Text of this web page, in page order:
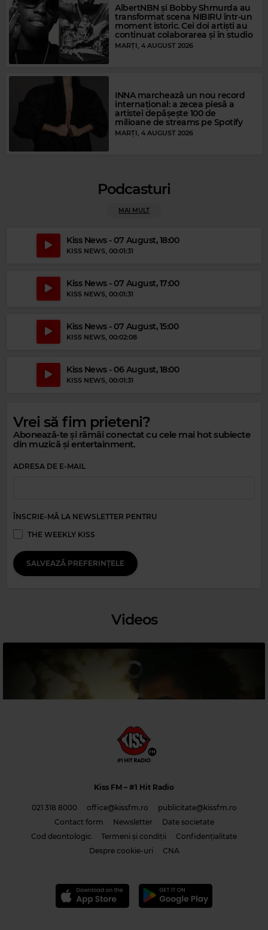
Magic Gold
FRANK SINATRA –STRANGERS IN THE NIGHT
MAGIC PARTY MIX
Magic Relax
AFRO HOUSE MIX – THE FLOOR REMEMBERS
AlbertNBN și Bobby Shmurda au
transformat scena NIBIRU într-un
moment istoric. Cei doi artiști au
continuat colaborarea și în studio
MARȚI, 4 AUGUST 2026
INNA marchează un nou record
internațional: a zecea piesă a
artistei depășește 100 de
milioane de streams pe Spotify
MARȚI, 4 AUGUST 2026
Podcasturi
MAI MULT
Kiss News - 07 August, 18:00
KISS NEWS, 00:01:31
Kiss News - 07 August, 17:00
KISS NEWS, 00:01:31
Kiss News - 07 August, 15:00
KISS NEWS, 00:02:08
Kiss News - 06 August, 18:00
KISS NEWS, 00:01:31
Vrei să fim prieteni?
Abonează-te și rămâi conectat cu cele mai hot subiecte
din muzică și entertainment.
ADRESA DE E-MAIL
ÎNSCRIE-MĂ LA NEWSLETTER PENTRU
THE WEEKLY KISS
SALVEAZĂ PREFERINȚELE
Videos
Costi & Adrian Saguna & Benzol – Solo tu -1
Kiss FM – #1 Hit Radio
021 318 8000 office@kissfm.ro
publicitate@kissfm.ro
Contact form
Newsletter
Date societate
Cod deontologic
Termeni și condiții
Confidențialitate
Despre cookie-uri
CNA